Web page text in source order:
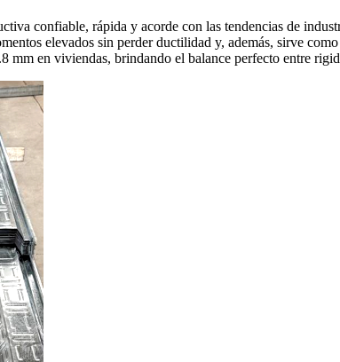
confiable, rápida y acorde con las tendencias de
elevados sin perder ductilidad y, además, sirve
en viviendas, brindando el balance perfecto entre